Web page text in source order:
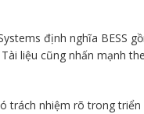
định nghĩa BESS
liệu cũng nhấn mạnh
trách nhiệm rõ trong